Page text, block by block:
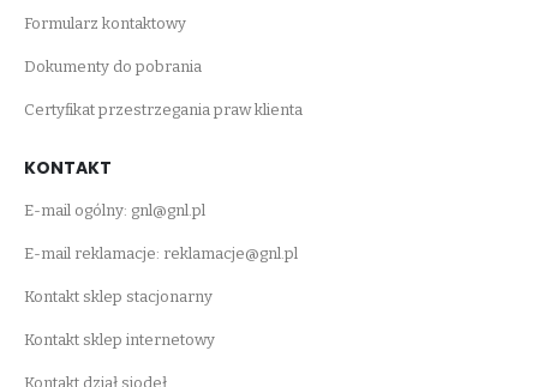
Formularz kontaktowy
Dokumenty do pobrania
Certyfikat przestrzegania praw klienta
KONTAKT
E-mail ogólny: gnl@gnl.pl
E-mail reklamacje: reklamacje@gnl.pl
Kontakt sklep stacjonarny
Kontakt sklep internetowy
Kontakt dział siodeł